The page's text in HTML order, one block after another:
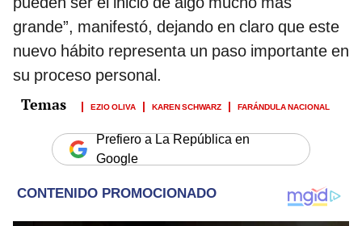
grande”, manifestó, dejando en claro que este
nuevo hábito representa un paso importante en
su proceso personal.
EZIO OLIVA KAREN SCHWARZ FARÁNDULA NACIONAL
Prefiero a La República en
Google